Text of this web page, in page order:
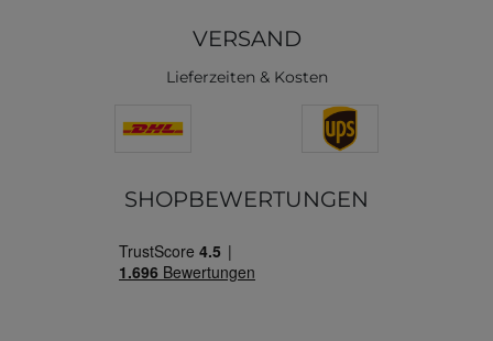
VERSAND
Lieferzeiten & Kosten
SHOPBEWERTUNGEN